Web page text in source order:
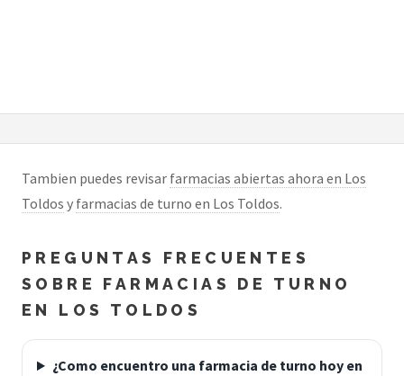
Tambien puedes revisar farmacias abiertas ahora en Los
Toldos y farmacias de turno en Los Toldos.
PREGUNTAS FRECUENTES
SOBRE FARMACIAS DE TURNO
EN LOS TOLDOS
¿Como encuentro una farmacia de turno hoy en